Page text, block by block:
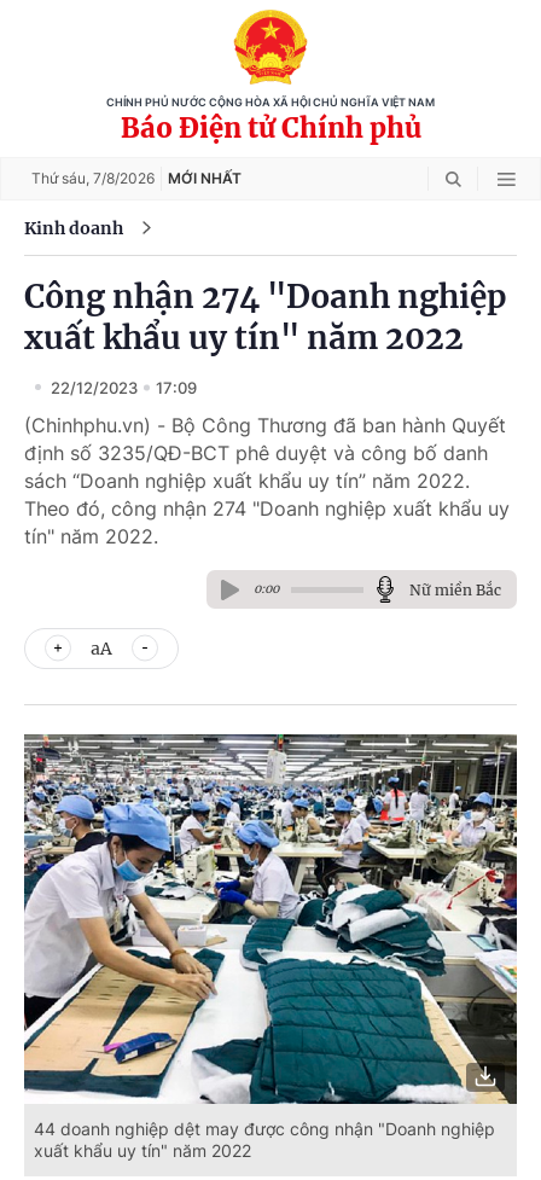
CHÍNH PHỦ NƯỚC CỘNG HÒA XÃ HỘI CHỦ NGHĨA VIỆT NAM
Báo Điện tử Chính phủ
Thứ sáu, 7/8/2026 MỚI NHẤT
Kinh doanh
Công nhận 274 "Doanh nghiệp
xuất khẩu uy tín" năm 2022
22/12/2023 17:09
(Chinhphu.vn) - Bộ Công Thương đã ban hành Quyết
định số 3235/QĐ-BCT phê duyệt và công bố danh
sách “Doanh nghiệp xuất khẩu uy tín” năm 2022.
Theo đó, công nhận 274 "Doanh nghiệp xuất khẩu uy
tín" năm 2022.
0:00 Nữ miền Bắc
aA
44 doanh nghiệp dệt may được công nhận "Doanh nghiệp
xuất khẩu uy tín" năm 2022